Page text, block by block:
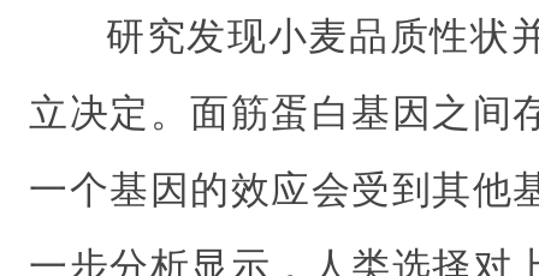
研究发现小麦品质性状
立决定。面筋蛋白基因之间
一个基因的效应会受到其他
一步分析显示，人类选择对